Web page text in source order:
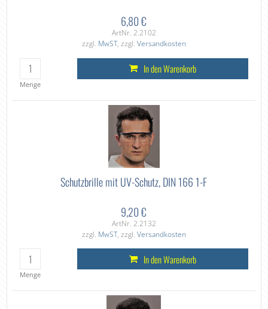
6,80 €
ArtNr. 2.2102
zzgl. MwST, zzgl. Versandkosten
Menge
In den Warenkorb
Schutzbrille mit UV-Schutz, DIN 166 1-F
9,20 €
ArtNr. 2.2132
zzgl. MwST, zzgl. Versandkosten
Menge
In den Warenkorb